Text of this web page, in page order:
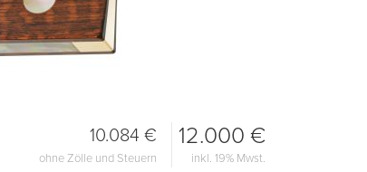
12.000 €
inkl. 19% Mwst.
10.084 €
ohne Zölle und Steuern